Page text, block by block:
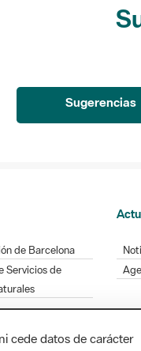
Sugerencias
de Barcelona
Servicios de
cede datos de carácter